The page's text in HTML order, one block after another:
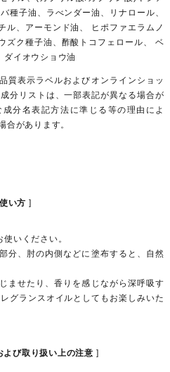
種子油、ラべンダー油、リナロール、
ル、アーモンド油、 ヒポファエラムノ
ズク種子油、酢酸トコフェロール、 ベ
ダイオウショウ油
質表示ラベルおよびオンラインショッ
分リストは、一部表記が異なる場合が
分名表記方法に準じる等の理由によ
合があります。
使い方
いください。
分、肘の内側などに塗布すると、自然
ませたり、香りを感じながら深呼吸す
グランスオイルとしてもお楽しみいた
よび取り扱い上の注意